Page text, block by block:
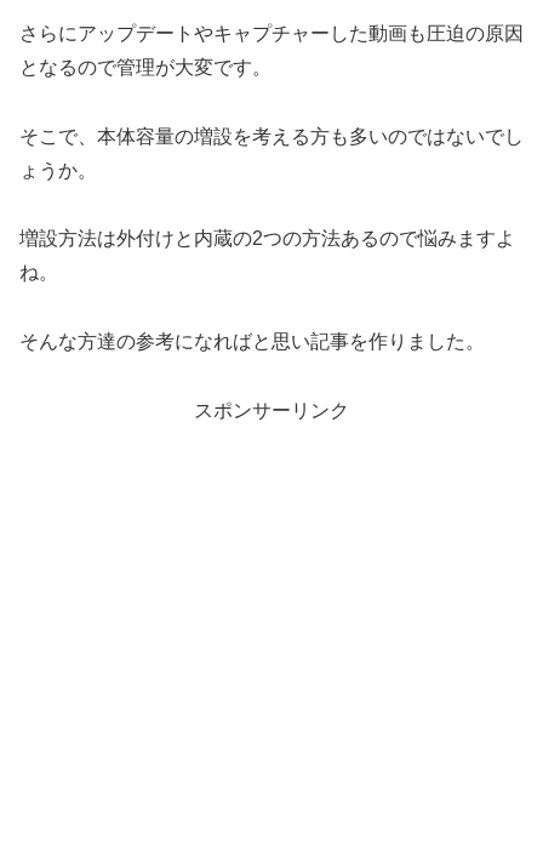
さらにアップデートやキャプチャーした動画も圧迫の原因
となるので管理が大変です。
そこで、本体容量の増設を考える方も多いのではないでし
ょうか。
増設方法は外付けと内蔵の2つの方法あるので悩みますよ
ね。
そんな方達の参考になればと思い記事を作りました。
スポンサーリンク